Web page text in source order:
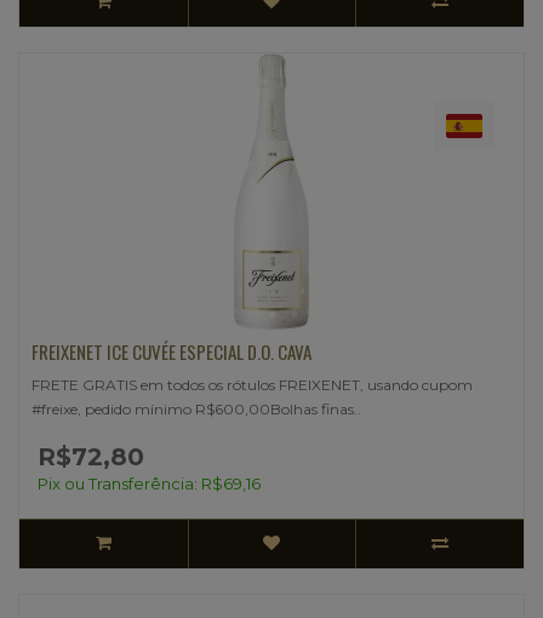
FREIXENET ICE CUVÉE ESPECIAL D.O. CAVA
FRETE GRATIS em todos os rótulos FREIXENET, usando cupom
#freixe, pedido mínimo R$600,00Bolhas finas..
R$72,80
Pix ou Transferência: R$69,16